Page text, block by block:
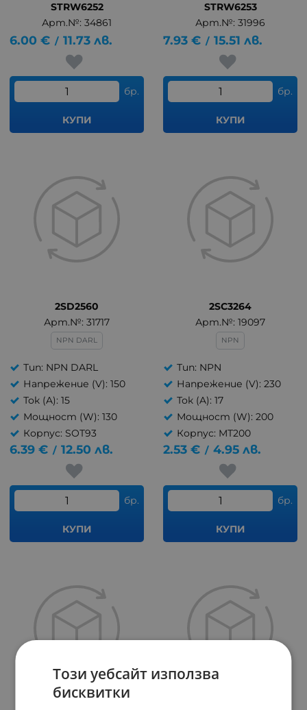
STRW6252
Арт.№: 34861
6.00 € / 11.73 лв.
бр.
КУПИ
STRW6253
Арт.№: 31996
7.93 € / 15.51 лв.
бр.
КУПИ
2SD2560
Арт.№: 31717
NPN DARL
Тип: NPN DARL
Напрежение (V): 150
Ток (A): 15
Мощност (W): 130
Корпус: SOT93
6.39 € / 12.50 лв.
бр.
КУПИ
2SC3264
Арт.№: 19097
NPN
Тип: NPN
Напрежение (V): 230
Ток (A): 17
Мощност (W): 200
Корпус: MT200
2.53 € / 4.95 лв.
бр.
КУПИ
Този уебсайт използва
бисквитки